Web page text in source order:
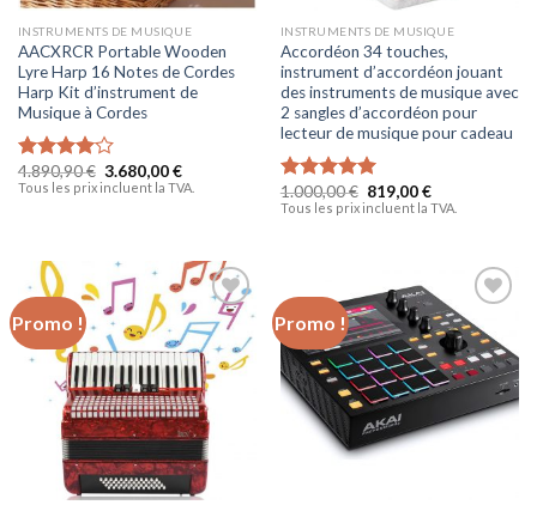
INSTRUMENTS DE MUSIQUE
AACXRCR Portable Wooden
Lyre Harp 16 Notes de Cordes
Harp Kit d’instrument de
Musique à Cordes
Note
4.00 sur
4.890,90€ 3.680,00€
Tous les prix incluent la TVA.
INSTRUMENTS DE MUSIQUE
Accordéon 34 touches,
instrument d’accordéon jouant
des instruments de musique avec
2 sangles d’accordéon pour
lecteur de musique pour cadeau
Note5.00
sur 5
1.000,00€ 819,00€
Tous les prix incluent la TVA.
Promo !
Ajouter
à la liste
d’envies
Promo !
Ajouter
à la liste
d’envies